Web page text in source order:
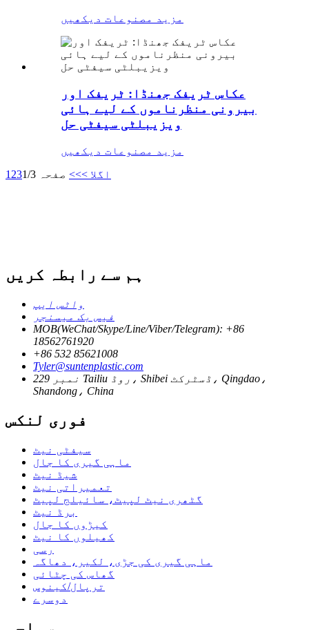
مزید مصنوعات دیکھیں
عکاس ٹریفک جھنڈا: ٹریفک اور
بیرونی منظرناموں کے لیے ہائی
ویزیبلٹی سیفٹی حل
مزید مصنوعات دیکھیں
1 23 اگلا >>> صفحہ 1/3
ہم سے رابطہ کریں
واٹس ایپ
فیس بک میسنجر
MOB(WeChat/Skype/Line/Viber/Telegram): +86
18562761920
+86 532 85621008
Tyler@suntenplastic.com
نمبر 229 Tailiu روڈ، Shibei ڈسٹرکٹ، Qingdao،
Shandong، China
فوری لنکس
سیفٹی نیٹ
ماہی گیری کا جال
شیڈ نیٹ
تعمیراتی نیٹ
گٹھری نیٹ لپیٹ، سائیلج لپیٹ
برڈ نیٹ
کیڑوں کا جال
کھیلوں کا نیٹ
رسی
ماہی گیری کی جڑی، لکیر، دھاگہ
گھاس کی چٹائی
ترپال/کینوس
دوسرے